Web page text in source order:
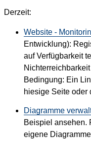
Derzeit:
Website -
Entwicklung):
auf Verfügbarkeit
Bedingung: Ein
hiesige Seite oder
Diagramme
Beispiel ansehen.
eigene